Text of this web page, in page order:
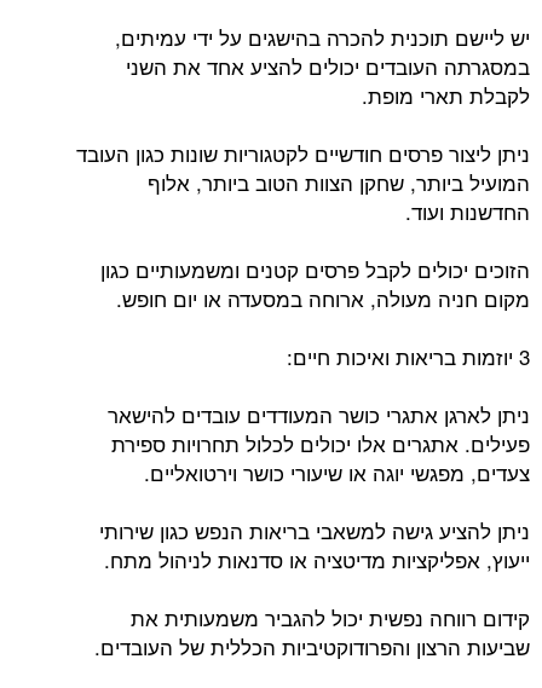
יש ליישם תוכנית להכרה בהישגים על ידי עמיתים,
במסגרתה העובדים יכולים להציע אחד את השני
לקבלת תארי מופת.
ניתן ליצור פרסים חודשיים לקטגוריות שונות כגון העובד
המועיל ביותר, שחקן הצוות הטוב ביותר, אלוף
החדשנות ועוד.
הזוכים יכולים לקבל פרסים קטנים ומשמעותיים כגון
מקום חניה מעולה, ארוחה במסעדה או יום חופש.
3 יוזמות בריאות ואיכות חיים:
ניתן לארגן אתגרי כושר המעודדים עובדים להישאר
פעילים. אתגרים אלו יכולים לכלול תחרויות ספירת
צעדים, מפגשי יוגה או שיעורי כושר וירטואליים.
ניתן להציע גישה למשאבי בריאות הנפש כגון שירותי
ייעוץ, אפליקציות מדיטציה או סדנאות לניהול מתח.
קידום רווחה נפשית יכול להגביר משמעותית את
שביעות הרצון והפרודוקטיביות הכללית של העובדים.